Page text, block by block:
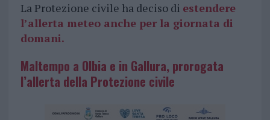
La Protezione civile ha deciso di estendere
l’allerta meteo anche per la giornata di
domani.
Maltempo a Olbia e in Gallura, prorogata
l’allerta della Protezione civile